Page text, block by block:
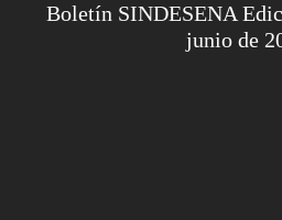
Boletín SINDESENA
junio de